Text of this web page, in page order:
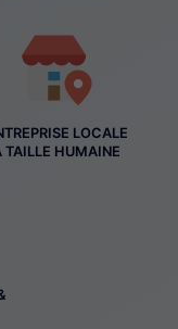
LOCALE
TAILLE HUMAINE